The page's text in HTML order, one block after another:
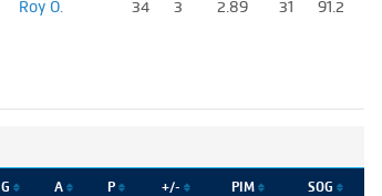
Roy O. 34 3 2.89 31 91.2
G A P +/- PIM SOG